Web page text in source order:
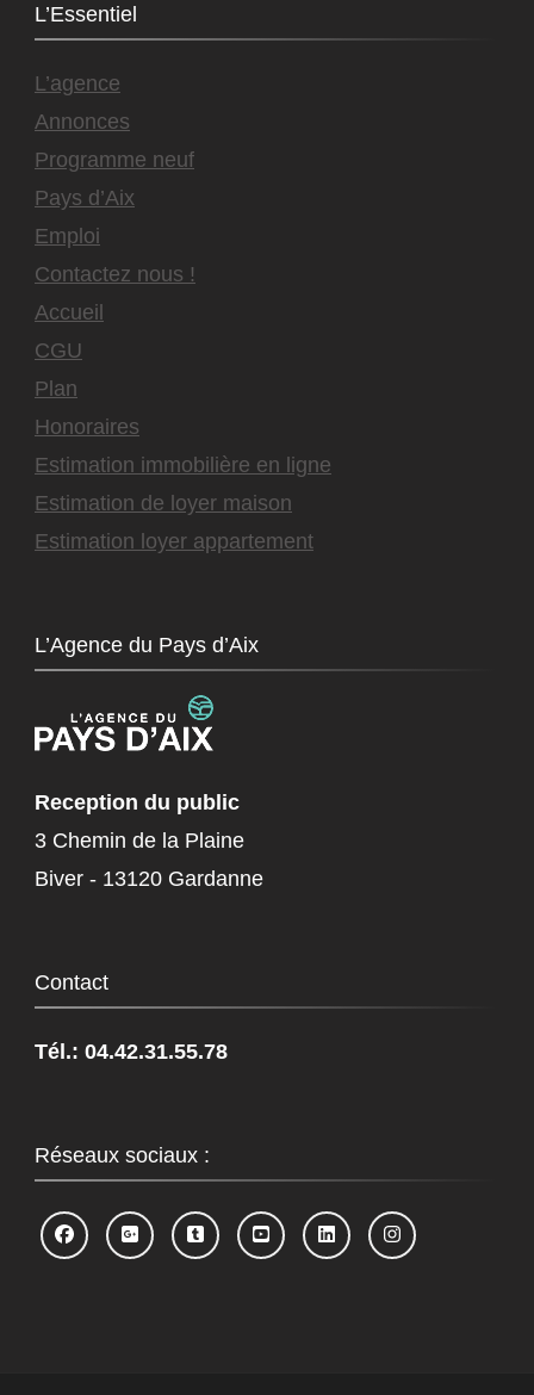
L’Essentiel
L’agence
Annonces
Programme neuf
Pays d’Aix
Emploi
Contactez nous !
Accueil
CGU
Plan
Honoraires
Estimation immobilière en ligne
Estimation de loyer maison
Estimation loyer appartement
L’Agence du Pays d’Aix
Reception du public
3 Chemin de la Plaine
Biver - 13120 Gardanne
Contact
Tél.: 04.42.31.55.78
Réseaux sociaux :